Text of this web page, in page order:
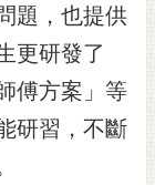
題，也提供
更研發了
傅方案」等
研習，不斷